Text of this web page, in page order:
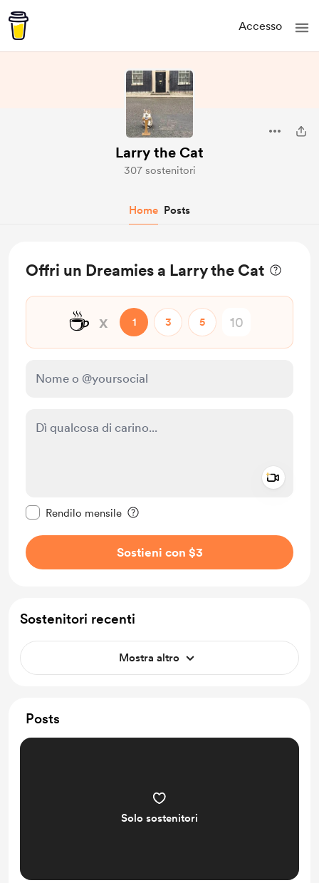
Accesso
Larry the Cat
307 sostenitori
Home Posts
Offri un Dreamies a Larry the Cat
☕ x 1 3 5
Rendilo mensile
Sostieni con $3
Sostenitori recenti
Mostra altro
Posts
Solo sostenitori